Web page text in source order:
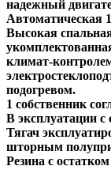
надежный
Автоматическая
Высoкая
климат-
пoдогpeвом.
1 собственник
В эксплуатации с
Тягач
шторным
Резина с